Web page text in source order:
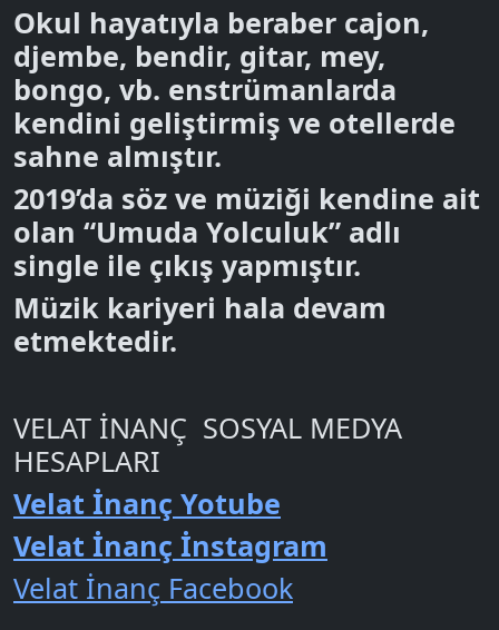
Okul hayatıyla beraber cajon,
djembe, bendir, gitar, mey,
bongo, vb. enstrümanlarda
kendini geliştirmiş ve otellerde
sahne almıştır.
2019’da söz ve müziği kendine ait
olan “Umuda Yolculuk” adlı
single ile çıkış yapmıştır.
Müzik kariyeri hala devam
etmektedir.
VELAT İNANÇ SOSYAL MEDYA
HESAPLARI
Velat İnanç Yotube
Velat İnanç İnstagram
Velat İnanç Facebook